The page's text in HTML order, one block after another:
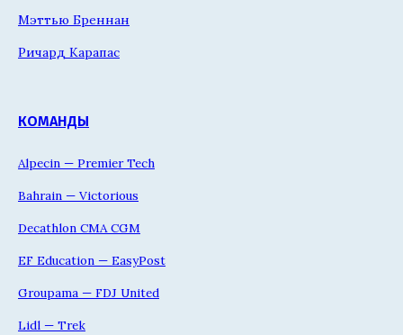
Мэттью Бреннан
Ричард Карапас
КОМАНДЫ
Alpecin — Premier Tech
Bahrain — Victorious
Decathlon CMA CGM
EF Education — EasyPost
Groupama — FDJ United
Lidl — Trek